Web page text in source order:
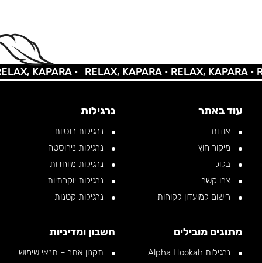
KAPARA • RELAX, KAPARA •RELAX, KAPARA •
עוד באתר
אודות
מיקור חוץ
בלוג
צרו קשר
רישום למועדון לקוחות
נרגילות
נרגילות רוסיות
נרגילות נירוסטה
נרגילות מיוחדות
נרגילות יוקרתיות
נרגילות קטנות
מתוגים מובילים
נרגילות Alpha Hookah
חשבון ומדיניות
תקנון אתר – תנאי שימוש